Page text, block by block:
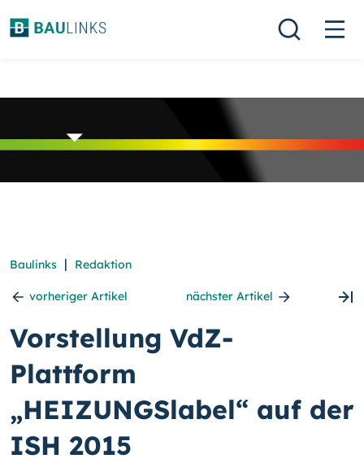
Baulinks | Redaktion
vorheriger Artikel nächster Artikel
Vorstellung VdZ-
Plattform
„HEIZUNGSlabel“ auf der
ISH 2015